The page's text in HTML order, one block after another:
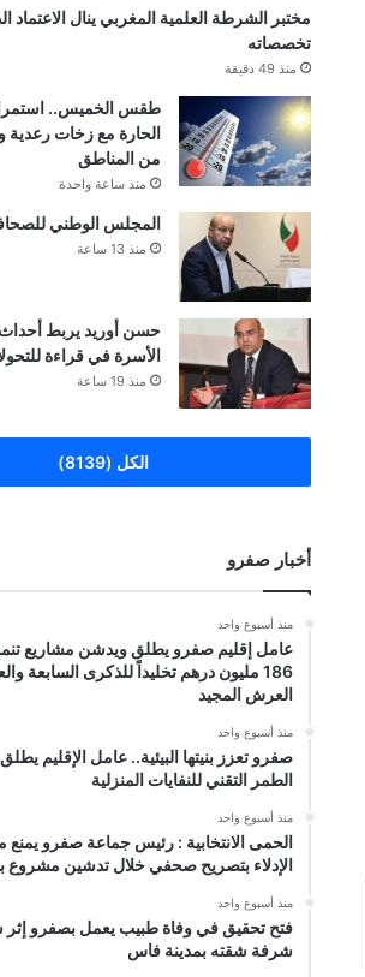
مختبر الشرطة العلمية المغربي ينال الاعتماد
تخصصاته
منذ 49 دقيقة
طقس الخميس..
الحارة مع زخات رعدية
من المناطق
منذ ساعة واحدة
المجلس الوطني
منذ 13 ساعة
حسن أوريد يربط
الأسرة في قراءة
منذ 19 ساعة
الكل (8139)
أخبار صفرو
منذ أسبوع واحد
عامل إقليم صفرو يطلق ويدشن مشاريع
186 مليون درهم تخليداً للذكرى السابعة
العرش المجيد
منذ أسبوع واحد
صفرو تعزز بنيتها البيئية.. عامل الإقليم
الطمر التقني للنفايات المنزلية
منذ أسبوع واحد
الحمى الانتخابية : رئيس جماعة صفرو
الإدلاء بتصريح صحفي خلال تدشين مشروع
منذ أسبوع واحد
فتح تحقيق في وفاة طبيب يعمل بصفرو
شرفة شقته بمدينة فاس